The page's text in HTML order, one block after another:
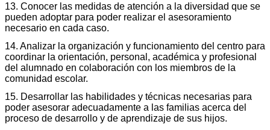
13. Conocer las medidas de atención a la diversidad que se
pueden adoptar para poder realizar el asesoramiento
necesario en cada caso.
14. Analizar la organización y funcionamiento del centro para
coordinar la orientación, personal, académica y profesional
del alumnado en colaboración con los miembros de la
comunidad escolar.
15. Desarrollar las habilidades y técnicas necesarias para
poder asesorar adecuadamente a las familias acerca del
proceso de desarrollo y de aprendizaje de sus hijos.